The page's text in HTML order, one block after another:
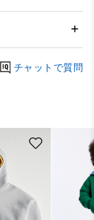
チャットで質問